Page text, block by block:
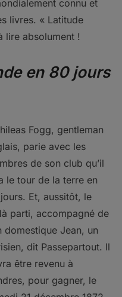
connu et
livres. « Latitude
lire absolument !
en 80 jours
Fogg, gentleman
parie avec les
de son club qu’il
le tour de la terre en
Et, aussitôt, le
parti, accompagné de
domestique Jean, un
dit Passepartout. Il
être revenu à
pour gagner, le